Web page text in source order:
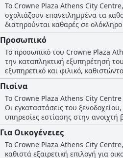
Το Crowne Plaza Athens City Centre,
σχολιάζουν επανειλημμένα τα
διατηρούνται καθαρές σε
τακτοποιημένο. Ορισμένοι
επιφάνειες. Ωστόσο, αυτά
τα δωμάτια μπορεί να
ξεχωρίζει για την καθαριότητά
σταθερά την καθαριότητα του
Προσωπικό
Το προσωπικό του Crowne Plaza
την καταπληκτική εξυπηρέτησή
εξυπηρετικό και φιλικό,
επίπεδο ευγένειας και την
δώσουν περισσότερα από πέντε
την εξαιρετική εξυπηρέτηση που
για την εξαιρετική δουλειά του.
πλειοψηφία τους βρήκε ότι ήταν
Μίνα, τη Δέσποινα και τον Άλεξ
βρήκαν ότι το προσωπικό του
Πισίνα
Το Crowne Plaza Athens City Centre
Οι εγκαταστάσεις του
υπηρεσίες εστίασης στην ανοιχτή
ιδανική για να πλατσουρίζουν τα
την πισίνα, είναι πολύ μικρός για
οι οικογένειες λάτρεψαν την
παρέχοντας ένα ωραίο σημείο
Για Οικογένειες
Το Crowne Plaza Athens City Centre,
καθιστά εξαιρετική επιλογή για